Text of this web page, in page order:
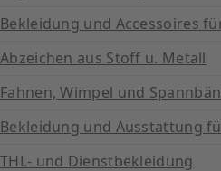
Bekleidung und Accessoires
Abzeichen aus Stoff u. Metall
Fahnen, Wimpel und
Bekleidung und Ausstattung
THL- und Dienstbekleidung